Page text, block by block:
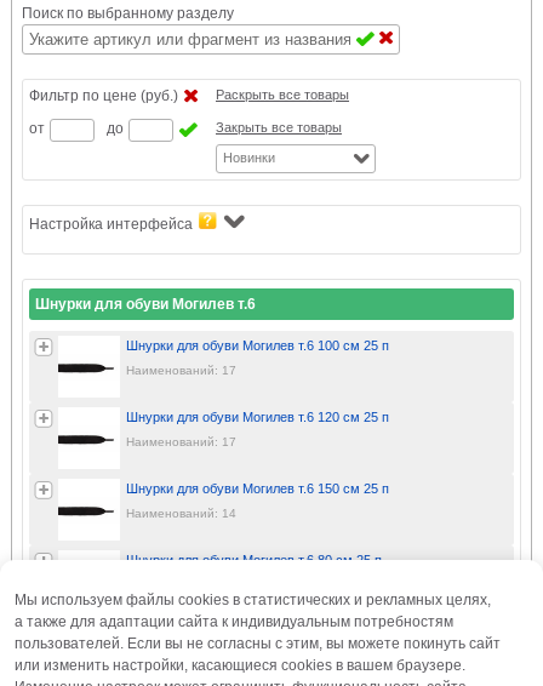
Поиск по выбранному разделу
Фильтр по цене (руб.)
от
до
Раскрыть все товары
Закрыть все товары
Новинки
Настройка интерфейса
Шнурки для обуви Могилев т.6
Шнурки для обуви Могилев т.6 100 см 25 п
Наименований: 17
Шнурки для обуви Могилев т.6 120 см 25 п
Наименований: 17
Шнурки для обуви Могилев т.6 150 см 25 п
Наименований: 14
Шнурки для обуви Могилев т.6 80 см 25 п
Шнурки для обуви Могилев т.6 90 см 25 п
Наименований: 7
Мы используем файлы cookies в статистических и рекламных целях,
а также для адаптации сайта к индивидуальным потребностям
пользователей. Если вы не согласны с этим, вы можете покинуть сайт
или изменить настройки, касающиеся cookies в вашем браузере.